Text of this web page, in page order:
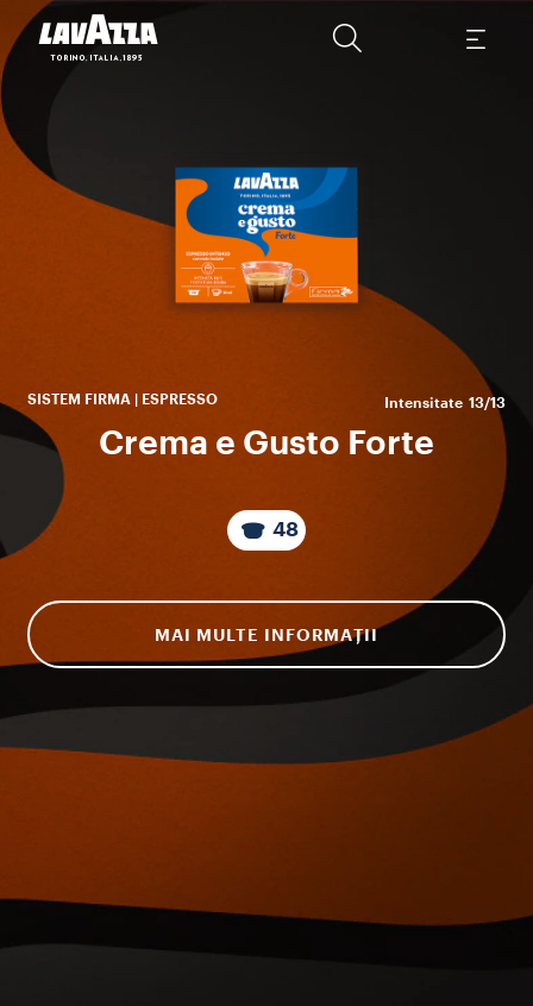
SISTEM FIRMA | ESPRESSO Intensitate 13/13
Crema e Gusto Forte
48
MAI MULTE INFORMAȚII